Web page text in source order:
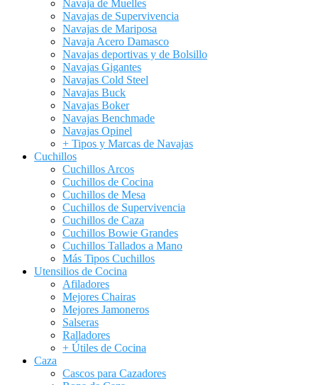
Navaja de Muelles
Navajas de Supervivencia
Navajas de Mariposa
Navaja Acero Damasco
Navajas deportivas y de Bolsillo
Navajas Gigantes
Navajas Cold Steel
Navajas Buck
Navajas Boker
Navajas Benchmade
Navajas Opinel
+ Tipos y Marcas de Navajas
Cuchillos
Cuchillos Arcos
Cuchillos de Cocina
Cuchillos de Mesa
Cuchillos de Supervivencia
Cuchillos de Caza
Cuchillos Bowie Grandes
Cuchillos Tallados a Mano
Más Tipos Cuchillos
Utensilios de Cocina
Afiladores
Mejores Chairas
Mejores Jamoneros
Salseras
Ralladores
+ Útiles de Cocina
Caza
Cascos para Cazadores